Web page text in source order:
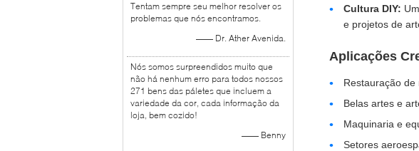
Tentam sempre seu melhor resolver os
problemas que nós encontramos.
—— Dr. Ather Avenida.
Nós somos surpreendidos muito que
não há nenhum erro para todos nossos
271 bens das páletes que incluem a
variedade da cor, cada informação da
loja, bem cozido!
—— Benny
Cultura DIY:
e projetos de
Aplicações
Restauração de
Belas artes e
Maquinaria e
Setores